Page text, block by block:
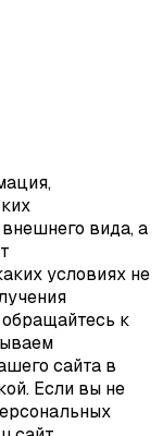
вида, а
условиях не
к
сайта в
Если вы не